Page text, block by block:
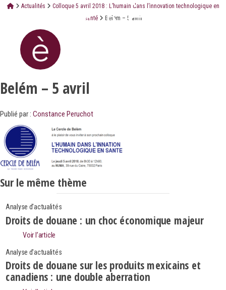
Actualités
Colloque 5 avril 2018 : L’humain dans l’innovation technologique en
santé
Belém – 5 avril
Belém – 5 avril
Publié par : Constance Peruchot
Sur le même thème
Analyse d'actualités
Droits de douane : un choc économique majeur
Voir l’article
Analyse d'actualités
Droits de douane sur les produits mexicains et
canadiens : une double aberration